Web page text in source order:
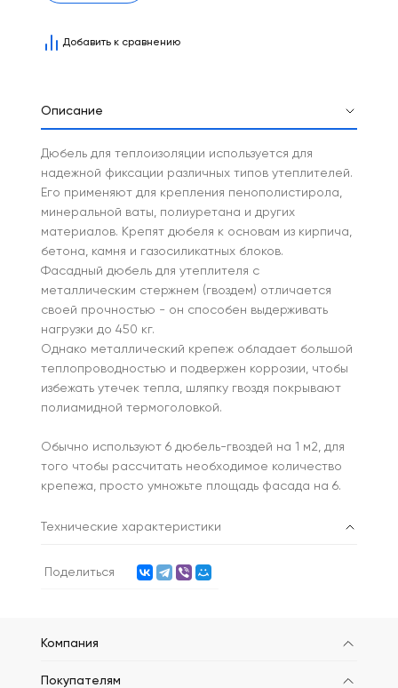
Добавить к сравнению
Описание
Дюбель для теплоизоляции используется для
надежной фиксации различных типов утеплителей.
Его применяют для крепления пенополистирола,
минеральной ваты, полиуретана и других
материалов. Крепят дюбеля к основам из кирпича,
бетона, камня и газосиликатных блоков.
Фасадный дюбель для утеплителя с
металлическим стержнем (гвоздем) отличается
своей прочностью - он способен выдерживать
нагрузки до 450 кг.
Однако металлический крепеж обладает большой
теплопроводностью и подвержен коррозии, чтобы
избежать утечек тепла, шляпку гвоздя покрывают
полиамидной термоголовкой.
Обычно используют 6 дюбель-гвоздей на 1 м2, для
того чтобы рассчитать необходимое количество
крепежа, просто умножьте площадь фасада на 6.
Технические характеристики
Поделиться
Компания
Покупателям